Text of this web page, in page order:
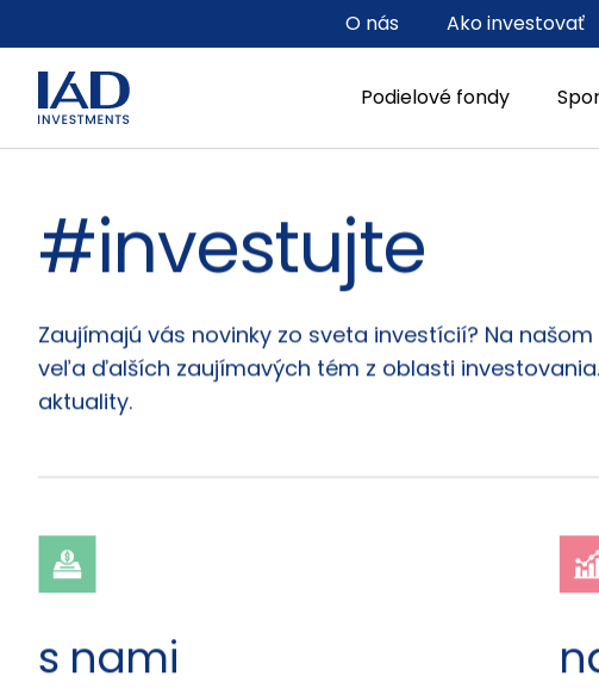
Podielové fondy
O nás Ako investovať
#investujte
Články
Zaujímajú vás novinky zo sveta investícií? Na
veľa ďalších zaujímavých tém z oblasti
aktuality.
s nami